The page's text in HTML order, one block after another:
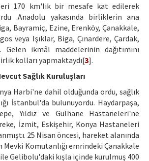
170 km'lik bir mesafe kat edilerek
.Anadolu yakasında birliklerin ana
Bayramiç, Ezine, Erenköy, Çanakkale,
veya Işıklar, Biga, Çınardere, Çardak,
Gelen ikmâl maddelerinin dağıtımını
kolları yapmaktaydı[3].
Sağlık Kuruluşları
Harbi'ne dahil olduğunda ordu, sağlık
İstanbul'da bulunuyordu. Haydarpaşa,
Yıldız ve Gülhane Hastaneleri'ne
İzmit, Eskişehir, Konya Hastaneleri
25 Nisan öncesi, hareket alanında
Mevki Komutanlığı emrindeki Çanakkale
Gelibolu'daki kışla içinde kurulmuş 400